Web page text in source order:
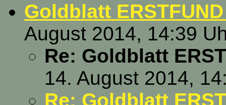
Goldblatt
August 2014, 14:39
Re: Goldblatt
14. August 2014,
Re: Goldblatt